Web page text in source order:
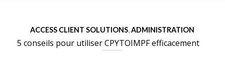
ACCESS CLIENT SOLUTIONS,ADMINISTRATION
5 conseils pour utiliser CPYTOIMPF efficacement